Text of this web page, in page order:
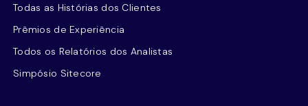
Todas as Histórias dos Clientes
Prêmios de Experiência
Todos os Relatórios dos Analistas
Simpósio Sitecore